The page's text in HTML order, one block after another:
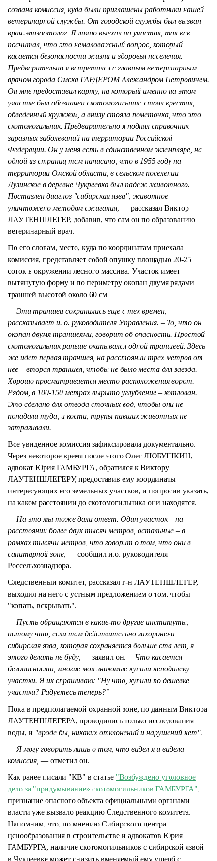
созвана комиссия, куда были приглашены работники нашей
ветеринарной службы. От городской службы был вызван
врач-эпизоотолог. Я лично выехал на участок, так как
посчитал, что это немаловажный вопрос, который
касается безопасности жизни и здоровья населения.
Предварительно я встретился с главным ветеринарным
врачом города Омска ГАРДЕРОМ Александром Петровичем.
Он мне предоставил карту, на который именно на этом
участке был обозначен скотомогильник: стоял крестик,
обведенный кружком, а внизу стояла пометочка, что это
скотомогильник. Предварительно я поднял справочник
заразных заболеваний на территории Российской
Федерации. Он у меня есть в единственном экземпляре, на
одной из страниц там написано, что в 1955 году на
территории Омской области, в сельском поселении
Лузинское в деревне Чукреевка был падеж животного.
Поставлен диагноз "сибирская язва", животное
уничтожено методом сжигания, — рассказал Виктор
ЛАУТЕНШЛЕГЕР, добавив, что сам он по образованию
ветеринарный врач.
По его словам, место, куда по координатам приехала
комиссия, представляет собой опушку площадью 20-25
соток в окружении лесного массива. Участок имеет
вытянутую форму и по периметру окопан двумя рядами
траншей высотой около 60 см.
— Эти траншеи сохранились еще с тех времен, —
рассказывает и. о. руководителя Управления. – То, что он
окопан двумя траншеями, говорит об опасности. Простой
скотомогильник раньше окапывался одной траншеей. Здесь
же идет первая траншея, на расстоянии трех метров от
нее – вторая траншея, чтобы не было места для заезда.
Хорошо просматривается место расположения ворот.
Рядом, в 100-150 метрах вырыто углубление – котлован.
Это сделано для отвода сточных вод, чтобы они не
попадали туда, и кости, трупы павших животных не
затрагивали.
Все увиденное комиссия зафиксировала документально.
Через некоторое время после этого Олег ЛЮБУШКИН,
адвокат Юрия ГАМБУРГА, обратился к Виктору
ЛАУТЕНШЛЕГЕРУ, предоставив ему координаты
интересующих его земельных участков, и попросив указать,
на каком расстоянии до скотомогильника они находятся.
— На это мы тоже дали ответ. Один участок – на
расстоянии более двух тысяч метров, остальные – в
рамках тысячи метров, что говорит о том, что они в
санитарной зоне, — сообщил и.о. руководителя
Россельхознадзора.
Следственный комитет, рассказал г-н ЛАУТЕНШЛЕГЕР,
выходил на него с устным предложением о том, чтобы
"копать, вскрывать".
— Пусть обращаются в какие-то другие институты,
потому что, если там действительно захоронена
сибирская язва, которая сохраняется больше ста лет, я
этого делать не буду, — заявил он.— Что касается
безопасности, многие мои знакомые купили неподалеку
участки. Я их спрашиваю: "Ну что, купили по дешевке
участки? Радуетесь теперь?"
Пока в предполагаемой охранной зоне, по данным Виктора
ЛАУТЕНШЛЕГЕРА, проводились только исследования
воды, и "вроде бы, никаких отклонений и нарушений нет".
— Я могу говорить лишь о том, что видел я и видела
комиссия, — отметил он.
Как ранее писали "КВ" в статье "Возбуждено уголовное
дело за "придумывание» скотомогильников ГАМБУРГА",
признание опасного объекта официальными органами
власти уже вызвало реакцию Следственного комитета.
Напомним, что, по мнению Сибирского центра
ценообразования в строительстве и адвокатов Юрия
ГАМБУРГА, наличие скотомогильников с сибирской язвой
в Чукреевке может снизить вменяемый ему ущерб с